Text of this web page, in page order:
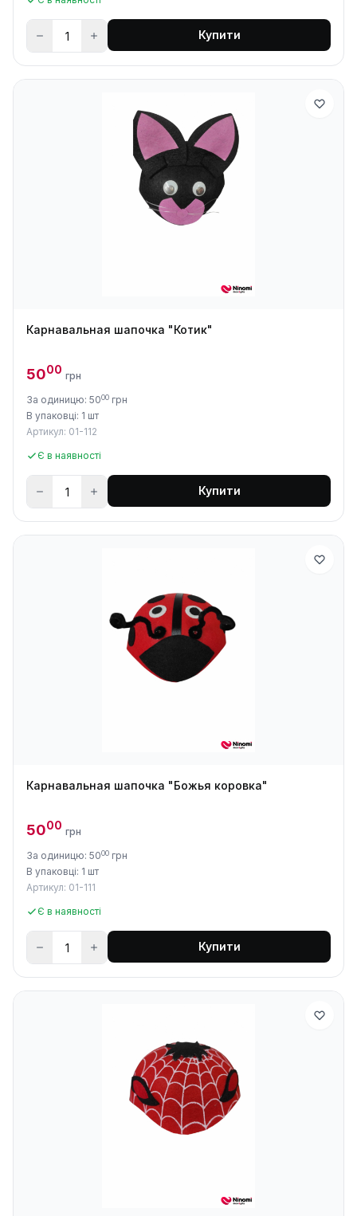
Купити
Карнавальная шапочка "Котик"
5000 грн
За одиницю: 5000 грн
В упаковці: 1 шт
Артикул: 01-112
Є в наявності
Купити
Карнавальная шапочка "Божья коровка"
5000 грн
За одиницю: 5000 грн
В упаковці: 1 шт
Артикул: 01-111
Є в наявності
Купити